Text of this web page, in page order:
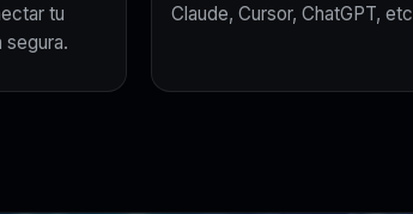
tu
segura.
Claude, Cursor, ChatGPT,